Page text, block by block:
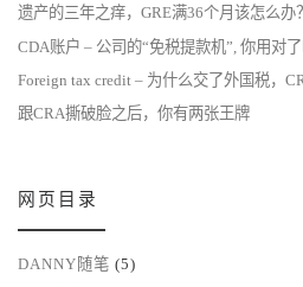
遗产的三年之痒，GRE满36个月该怎么办？
CDA账户 – 公司的“免税提款机”, 你用对了
Foreign tax credit – 为什么交了外国税，
跟CRA撕破脸之后，你有两张王牌
网页目录
DANNY随笔 (5)